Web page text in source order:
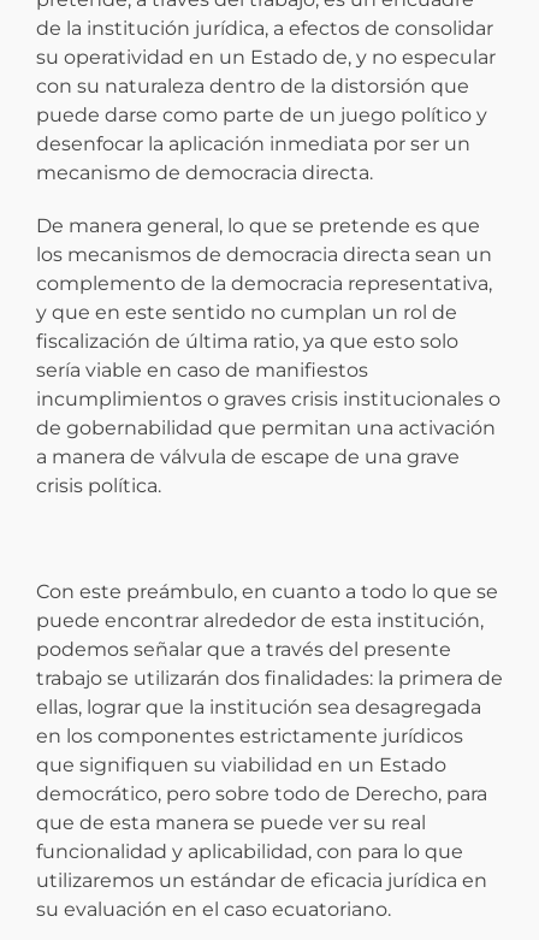
de la institución jurídica, a efectos de consolidar
su operatividad en un Estado de, y no especular
con su naturaleza dentro de la distorsión que
puede darse como parte de un juego político y
desenfocar la aplicación inmediata por ser un
mecanismo de democracia directa.
De manera general, lo que se pretende es que
los mecanismos de democracia directa sean un
complemento de la democracia representativa,
y que en este sentido no cumplan un rol de
fiscalización de última ratio, ya que esto solo
sería viable en caso de manifiestos
incumplimientos o graves crisis institucionales o
de gobernabilidad que permitan una activación
a manera de válvula de escape de una grave
crisis política.
Con este preámbulo, en cuanto a todo lo que se
puede encontrar alrededor de esta institución,
podemos señalar que a través del presente
trabajo se utilizarán dos finalidades: la primera de
ellas, lograr que la institución sea desagregada
en los componentes estrictamente jurídicos
que signifiquen su viabilidad en un Estado
democrático, pero sobre todo de Derecho, para
que de esta manera se puede ver su real
funcionalidad y aplicabilidad, con para lo que
utilizaremos un estándar de eficacia jurídica en
su evaluación en el caso ecuatoriano.